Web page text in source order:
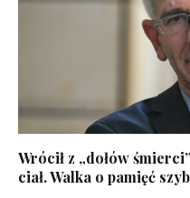
Wrócił z „dołów
ciał. Walka o pamięć